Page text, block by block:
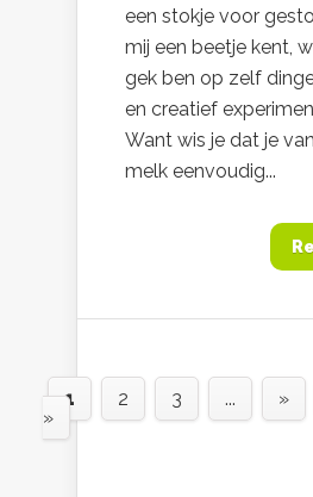
een stokje voor
mij een beetje kent,
gek ben op zelf
en creatief
Want wis je dat je
melk eenvoudig...
1 2 3 ... »
»